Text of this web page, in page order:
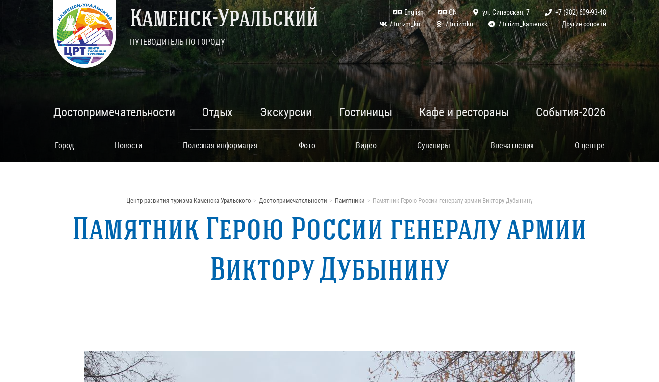
Каменск-Уральский
ПУТЕВОДИТЕЛЬ ПО ГОРОДУ
English CN ул. Синарская, 7
+7 (982) 609-93-48
/ turizm_ku
/ turizmku / turizm_kamensk Другие соцсети
Достопримечательности Отдых Экскурсии Гостиницы Кафе и рестораны События-2026
Город Новости Полезная информация Фото Видео Сувениры Впечатления О центре
Центр развития туризма Каменска-Уральского Достопримечательности Памятники Памятник Герою России генералу армии Виктору Дубынину
Памятник Герою России генералу армии
Виктору Дубынину